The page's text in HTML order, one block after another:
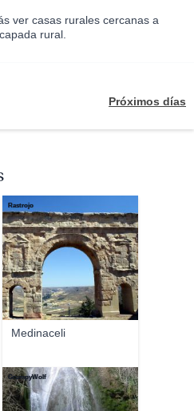
ver casas rurales cercanas a
rural.
Próximos días
Medinaceli
Rastrojo
GrumpyWolf